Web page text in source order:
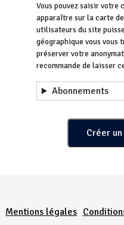
Vous pouvez saisir votre
apparaître sur la carte
utilisateurs du site
géographique vous vous
préserver votre
recommande de laisser
Abonnements
Mentions légales